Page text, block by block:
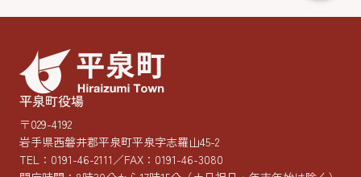
平泉町役場
〒029-4192
岩手県西磐井郡平泉町平泉字志羅山45-2
TEL： 0191-46-2111／FAX：0191-46-3080